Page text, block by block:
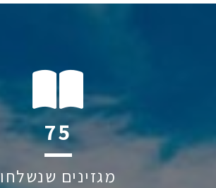
116
מגזינים שנשלחו